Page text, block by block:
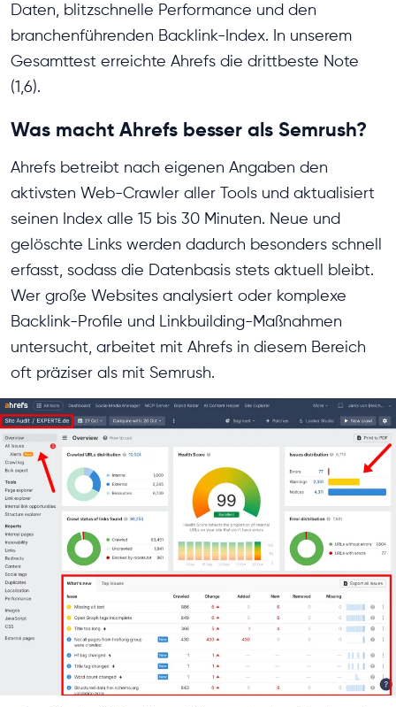
Daten, blitzschnelle Performance und den
branchenführenden Backlink-Index. In unserem
Gesamttest erreichte Ahrefs die drittbeste Note
(1,6).
Was macht Ahrefs besser als Semrush?
Ahrefs betreibt nach eigenen Angaben den
aktivsten Web-Crawler aller Tools und aktualisiert
seinen Index alle 15 bis 30 Minuten. Neue und
gelöschte Links werden dadurch besonders schnell
erfasst, sodass die Datenbasis stets aktuell bleibt.
Wer große Websites analysiert oder komplexe
Backlink-Profile und Linkbuilding-Maßnahmen
untersucht, arbeitet mit Ahrefs in diesem Bereich
oft präziser als mit Semrush.